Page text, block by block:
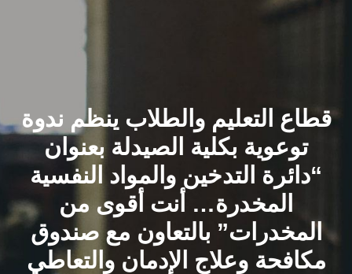
الشئون الأكاديمية
البحث العلمي
الرعاية الصحية
المراكز والوحدات
قطاع التعليم والطلاب ينظم ندوة
توعوية بكلية الصيدلة بعنوان
“دائرة التدخين والمواد النفسية
المخدرة… أنت أقوى من
المخدرات” بالتعاون مع صندوق
مكافحة وعلاج الإدمان والتعاطي